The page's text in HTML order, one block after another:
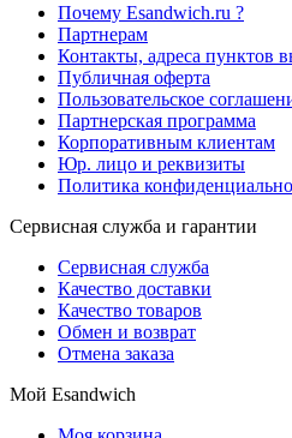
Почему Esandwich.ru ?
Партнерам
Контакты, адреса пунктов
Публичная оферта
Пользовательское
Партнерская программа
Корпоративным клиентам
Юр. лицо и реквизиты
Политика
Сервисная служба и гарантии
Сервисная служба
Качество доставки
Качество товаров
Обмен и возврат
Отмена заказа
Мой Esandwich